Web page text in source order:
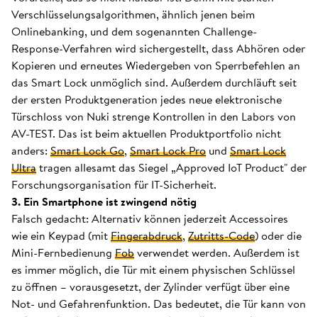
Verschlüsselungsalgorithmen, ähnlich jenen beim
Onlinebanking, und dem sogenannten Challenge-
Response-Verfahren wird sichergestellt, dass Abhören oder
Kopieren und erneutes Wiedergeben von Sperrbefehlen an
das Smart Lock unmöglich sind. Außerdem durchläuft seit
der ersten Produktgeneration jedes neue elektronische
Türschloss von Nuki strenge Kontrollen in den Labors von
AV-TEST. Das ist beim aktuellen Produktportfolio nicht
anders: Smart Lock Go, Smart Lock Pro und Smart Lock
Ultratragen allesamt das Siegel „Approved IoT Product" der
Forschungsorganisation für IT-Sicherheit.
3. Ein Smartphone ist zwingend nötig
Falsch gedacht: Alternativ können jederzeit Accessoires
wie ein Keypad (mitFingerabdruck, Zutritts-Code) oder die
Mini-Fernbedienung Fobverwendet werden. Außerdem ist
es immer möglich, die Tür mit einem physischen Schlüssel
zu öffnen – vorausgesetzt, der Zylinder verfügt über eine
Not- und Gefahrenfunktion. Das bedeutet, die Tür kann von